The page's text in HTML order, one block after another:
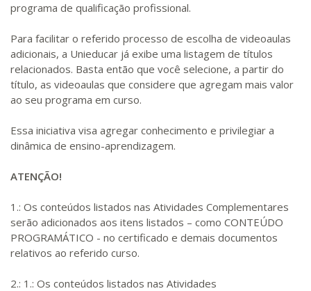
programa de qualificação profissional.
Para facilitar o referido processo de escolha de videoaulas
adicionais, a Unieducar já exibe uma listagem de títulos
relacionados. Basta então que você selecione, a partir do
título, as videoaulas que considere que agregam mais valor
ao seu programa em curso.
Essa iniciativa visa agregar conhecimento e privilegiar a
dinâmica de ensino-aprendizagem.
ATENÇÃO!
1.: Os conteúdos listados nas Atividades Complementares
serão adicionados aos itens listados – como CONTEÚDO
PROGRAMÁTICO - no certificado e demais documentos
relativos ao referido curso.
2.: 1.: Os conteúdos listados nas Atividades